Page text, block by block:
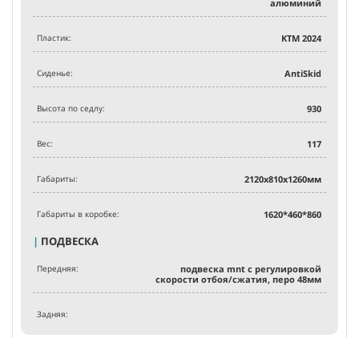
алюминий
Пластик: KTM 2024
Сиденье: AntiSkid
Высота по седлу: 930
Вес: 117
Габариты: 2120х810х1260мм
Габариты в коробке: 1620*460*860
| ПОДВЕСКА
Передняя:
подвеска mnt с регулировкой
скорости отбоя/сжатия, перо 48мм
Задняя: